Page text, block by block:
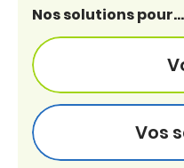
Nos solutions pour...
Vos